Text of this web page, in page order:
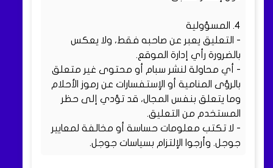
4. المسؤولية
- التعليق يعبر عن صاحبه فقط، ولا يعكس
بالضرورة رأي إدارة الموقع.
- أي محاولة لنشر سبام أو محتوى غير متعلق
بالرؤى المنامية أو الإستفسارات عن رموز الأحلام
وما يتعلق بنفس المجال، قد تؤدي إلى حظر
المستخدم من التعليق.
- لا تكتب معلومات حساسة أو مخالفة لمعايير
جوجل. وأرجوا الإلتزام بسياسات جوجل.